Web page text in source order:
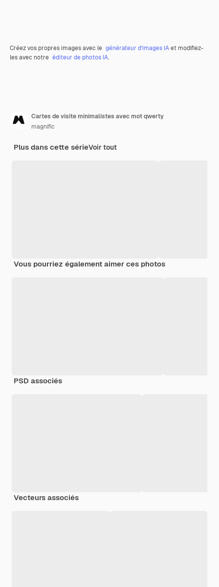
Créez vos propres images avec le générateur d’images IAet modifiez-
les avec notre éditeur de photos IA.
Cartes de visite minimalistes avec mot qwerty
magnific
Plus dans cette sérieVoir tout
Vous pourriez également aimer ces photos
PSD associés
Vecteurs associés